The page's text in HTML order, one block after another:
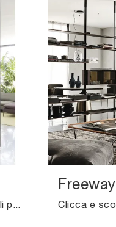
Librerie divisorie super funzionali per stanze moderne: ottieni informazioni sul modello Pontile del brand Novamobili!
Freeway